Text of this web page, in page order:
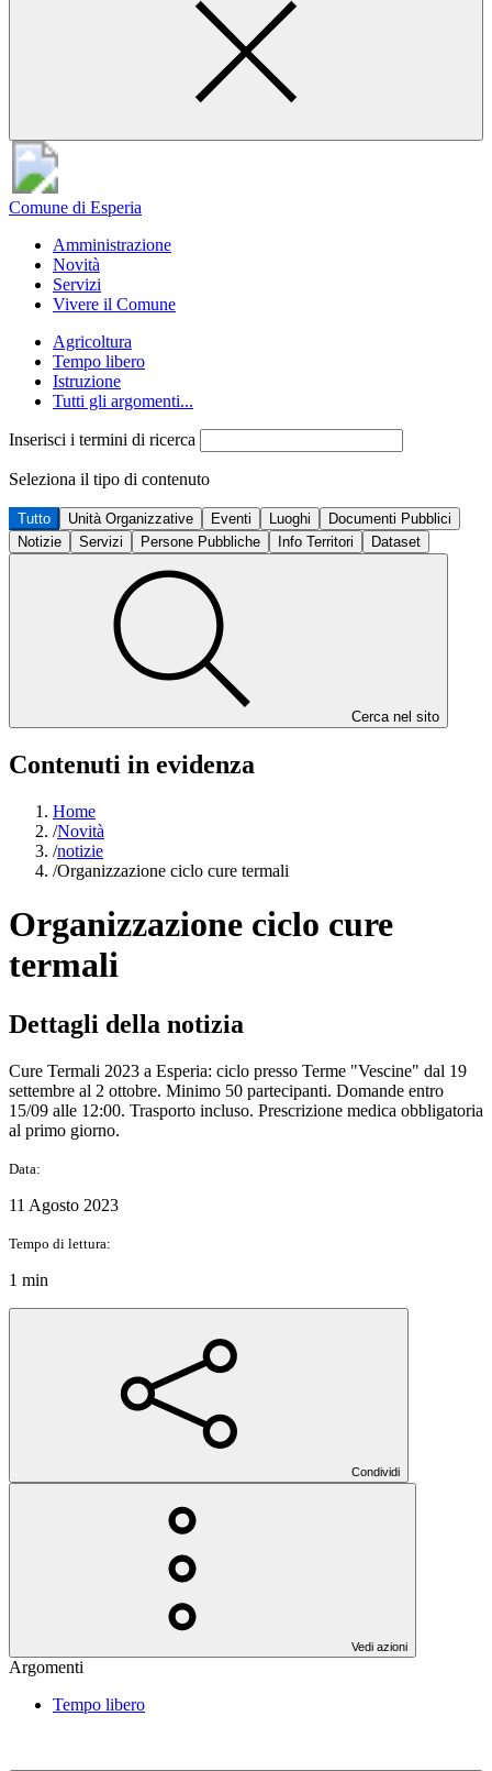
Comune di Esperia
Amministrazione
Novità
Servizi
Vivere il Comune
Agricoltura
Tempo libero
Istruzione
Tutti gli argomenti...
Inserisci i termini di ricerca
Seleziona il tipo di contenuto
Tutto Unità Organizzative Eventi Luoghi
Documenti Pubblici
Notizie
Servizi Persone Pubbliche Info Territori Dataset
Cerca nel sito
Contenuti in evidenza
Home
/Novità
/notizie
/Organizzazione ciclo cure termali
Organizzazione ciclo cure
termali
Dettagli della notizia
Cure Termali 2023 a Esperia: ciclo presso Terme "Vescine" dal 19
settembre al 2 ottobre. Minimo 50 partecipanti. Domande entro
15/09 alle 12:00. Trasporto incluso. Prescrizione medica obbligatoria
al primo giorno.
Data:
11 Agosto 2023
Tempo di lettura:
1 min
Condividi
Vedi azioni
Argomenti
Tempo libero